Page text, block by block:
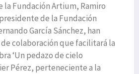
la Fundación Artium, Ramiro
de la Fundación
García Sánchez, han
colaboración que facilitará la
‘Un pedazo de cielo
Pérez, perteneciente a la